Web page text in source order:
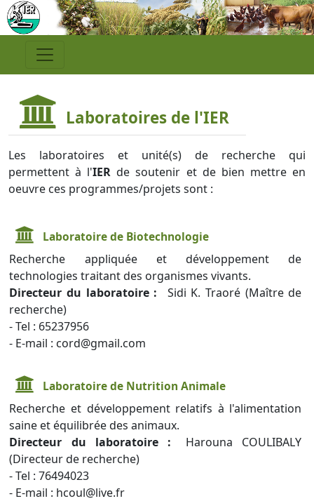
Laboratoires de l'IER
Les laboratoires et unité(s) de recherche qui
permettent à l'IER de soutenir et de bien mettre en
oeuvre ces programmes/projets sont :
Laboratoire de Biotechnologie
Recherche appliquée et développement de
technologies traitant des organismes vivants.
Directeur du laboratoire :
Sidi K. Traoré (Maître de
recherche)
- Tel : 65237956
- E-mail : cord@gmail.com
Laboratoire de Nutrition Animale
Recherche et développement relatifs à l'alimentation
saine et équilibrée des animaux.
Directeur du laboratoire :
Harouna COULIBALY
(Directeur de recherche)
- Tel : 76494023
- E-mail : hcoul@live.fr